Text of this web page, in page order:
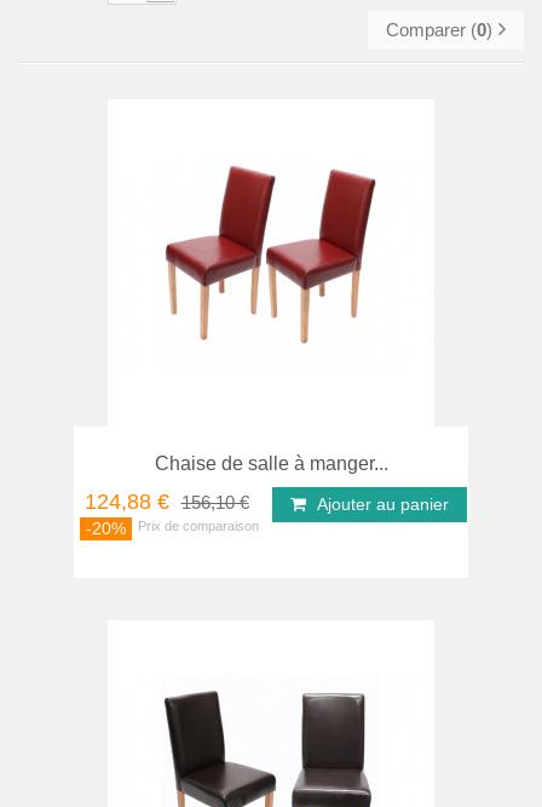
Comparer (0)
Chaise de salle à manger...
124,88 € 156,10 €
-20%
Ajouter au panier